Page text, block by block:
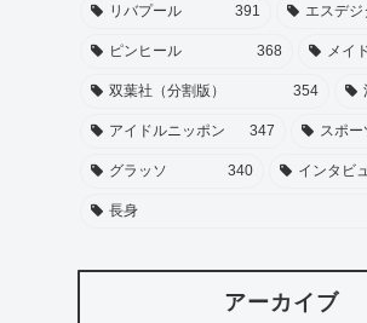
リバプール 391 エスデジ
ピンヒール 368 メイ
双葉社（分割版） 354
アイドルニッポン 347 スポ
グラッソ 340 インタビ
長身
アーカイブ